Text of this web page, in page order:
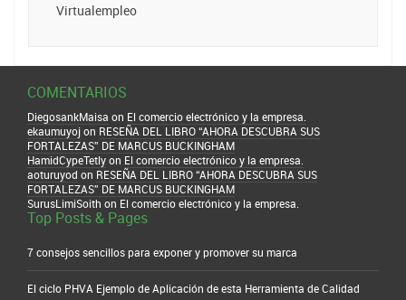
Virtualempleo
COMENTARIOS
DiegosankMaisa on El comercio electrónico y la empresa.
ekaumuyojon RESEÑA DEL LIBRO “AHORA DESCUBRA SUS
FORTALEZAS” DE MARCUS BUCKINGHAM
HamidCypeTetlyon El comercio electrónico y la empresa.
aoturuyod on RESEÑA DEL LIBRO “AHORA DESCUBRA SUS
FORTALEZAS” DE MARCUS BUCKINGHAM
SurusLimiSoith on El comercio electrónico y la empresa.
Top Posts & Pages
7 consejos sencillos para exponer y promover su marca
El ciclo PHVA Ejemplo de Aplicación de esta Herramienta de Calidad